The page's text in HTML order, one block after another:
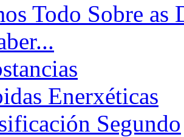
Todo Sobre as
Enerxéticas
Segundo